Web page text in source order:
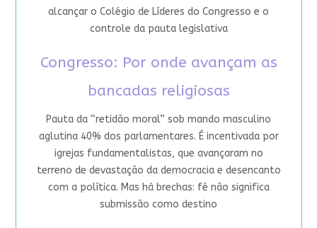
alcançar o Colégio de Líderes do Congresso e o
controle da pauta legislativa
Congresso: Por onde avançam as
bancadas religiosas
Pauta da “retidão moral” sob mando masculino
aglutina 40% dos parlamentares. É incentivada por
igrejas fundamentalistas, que avançaram no
terreno de devastação da democracia e desencanto
com a política. Mas há brechas: fé não significa
submissão como destino